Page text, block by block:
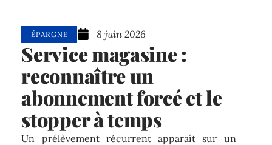
ÉPARGNE 8 juin 2026
Service magasine :
reconnaître un
abonnement forcé et le
stopper à temps
Un prélèvement récurrent apparaît sur un